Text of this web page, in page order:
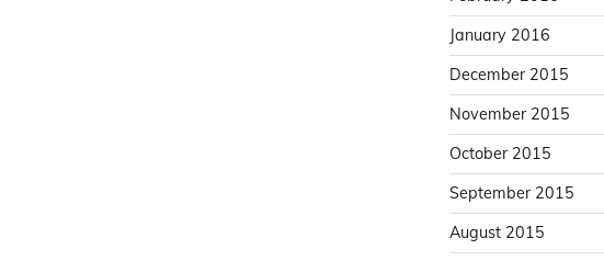
January 2016
December 2015
November 2015
October 2015
September 2015
August 2015